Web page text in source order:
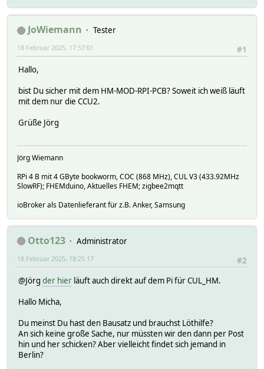
JoWiemann
Tester
#1
18 Februar 2025, 17:57:01
Hallo,
bist Du sicher mit dem HM-MOD-RPI-PCB? Soweit ich weiß läuft
mit dem nur die CCU2.
Grüße Jörg
Jörg Wiemann
RPi 4 B mit 4 GByte bookworm, COC (868 MHz), CUL V3 (433.92MHz
SlowRF); FHEMduino, Aktuelles FHEM; zigbee2mqtt
ioBroker als Datenlieferant für z.B. Anker, Samsung
Otto123
Administrator
#2
18 Februar 2025, 18:25:17
@Jörg der hier läuft auch direkt auf dem Pi für CUL_HM.
Hallo Micha,
Du meinst Du hast den Bausatz und brauchst Löthilfe?
An sich keine große Sache, nur müssten wir den dann per Post
hin und her schicken? Aber vielleicht findet sich jemand in
Berlin?